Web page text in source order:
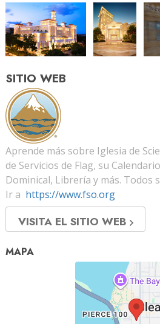
SITIO WEB
Aprende más sobre Iglesia de
de Servicios de Flag, su
Dominical, Librería y más. Todos
Ir a https://www.fso.org
VISITA EL SITIO WEB
MAPA